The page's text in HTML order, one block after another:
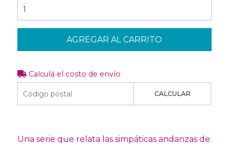
AGREGAR AL CARRITO
Calculá el costo de envío
CALCULAR
Una serie que relata las simpáticas andanzas de